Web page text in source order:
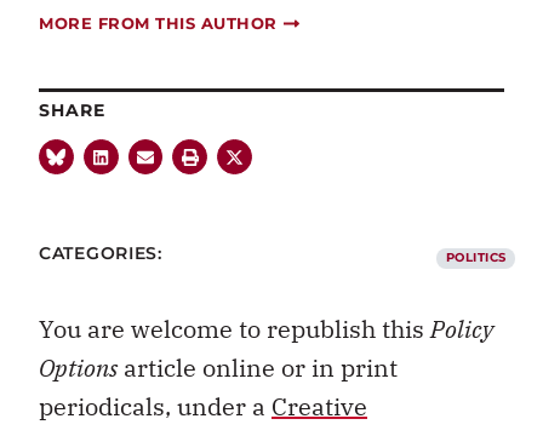
MORE FROM THIS AUTHOR
SHARE
CATEGORIES: POLITICS
You are welcome to republish thisPolicy
Optionsarticle online or in print
periodicals, under a Creative